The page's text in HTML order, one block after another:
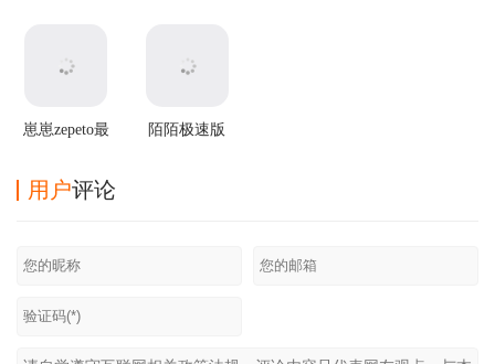
崽崽zepeto最
陌陌极速版
用户评论